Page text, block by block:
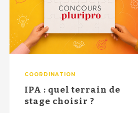
COORDINATION
IPA : quel terrain de
stage choisir ?